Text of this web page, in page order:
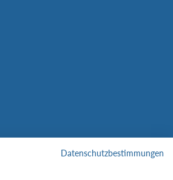
Datenschutzbestimmungen